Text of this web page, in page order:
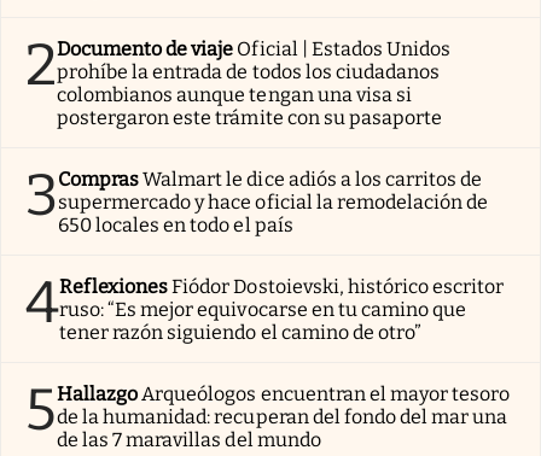
2Documento de viaje Oficial | Estados Unidos
prohíbe la entrada de todos los ciudadanos
colombianos aunque tengan una visa si
postergaron este trámite con su pasaporte
3ComprasWalmart le dice adiós a los carritos de
supermercado y hace oficial la remodelación de
650 locales en todo el país
4ReflexionesFiódor Dostoievski, histórico escritor
ruso: “Es mejor equivocarse en tu camino que
tener razón siguiendo el camino de otro”
5HallazgoArqueólogos encuentran el mayor tesoro
de la humanidad: recuperan del fondo del mar una
de las 7 maravillas del mundo